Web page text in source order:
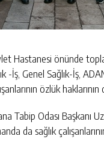
Hastanesi önünde
-İş, Genel Sağlık-İş,
özlük
Tabip Odası Başkanı
da sağlık